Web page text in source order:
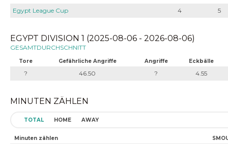
Egypt League Cup
4 5
EGYPT DIVISION 1 (2025-08-06 - 2026-08-06)
GESAMTDURCHSCHNITT
Tore Gefährliche Angriffe Angriffe Eckbälle
? 46.50 ? 4.55
MINUTEN ZÄHLEN
TOTAL HOME AWAY
Minuten zählen